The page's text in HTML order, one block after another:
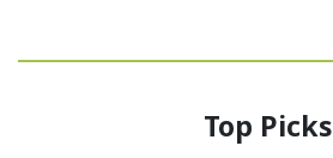
Top Picks